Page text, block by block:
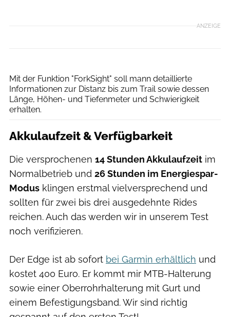
ANZEIGE
Mit der Funktion "ForkSight" soll mann detaillierte
Informationen zur Distanz bis zum Trail sowie dessen
Länge, Höhen- und Tiefenmeter und Schwierigkeit
erhalten.
Akkulaufzeit & Verfügbarkeit
Die versprochenen 14 Stunden Akkulaufzeit im
Normalbetrieb und 26 Stunden im Energiespar-
Modus klingen erstmal vielversprechend und
sollten für zwei bis drei ausgedehnte Rides
reichen. Auch das werden wir in unserem Test
noch verifizieren.
Der Edge ist ab sofort bei Garmin erhältlich und
kostet 400 Euro. Er kommt mir MTB-Halterung
sowie einer Oberrohrhalterung mit Gurt und
einem Befestigungsband. Wir sind richtig